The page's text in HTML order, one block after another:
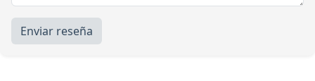
Enviar reseña